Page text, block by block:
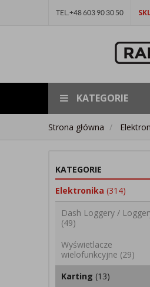
TEL.+48 603 90 30 50
KATEGORIE
Strona główna
KATEGORIE
Elektronika (314)
Dash Loggery /
(49)
Wyświetlacze
wielofunkcyjne (29)
Karting (13)